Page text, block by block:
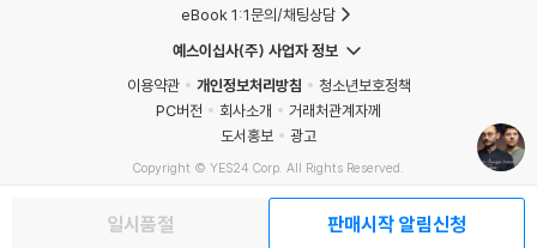
일시품절 판매시작 알림신청
eBook 1:1문의/채팅상담
예스이십사(주) 사업자 정보
이용약관
개인정보처리방침
청소년보호정책
PC버전
회사소개
거래처관계자께
도서홍보
광고
Copyright © YES24 Corp. All Rights Reserved.